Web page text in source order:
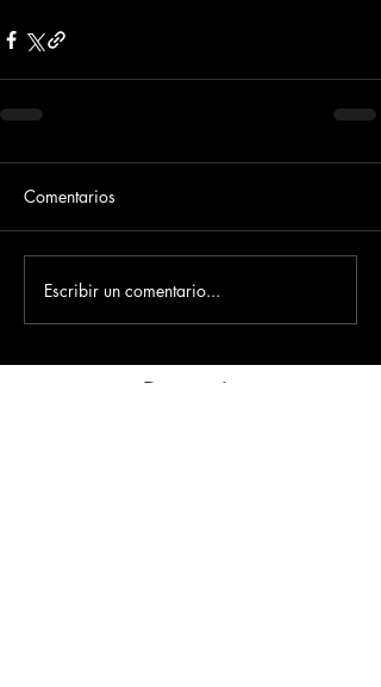
Comentarios
Escribir un comentario...
Dirección